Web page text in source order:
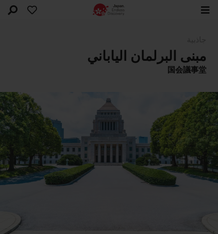
مبنى البرلمان الياباني
国会議事堂